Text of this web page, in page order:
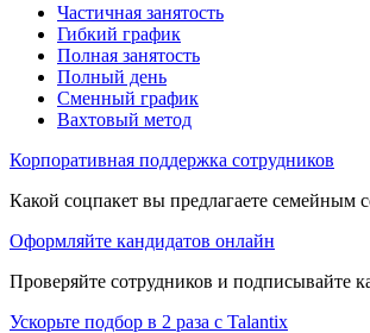
Частичная занятость
Гибкий график
Полная занятость
Полный день
Сменный график
Вахтовый метод
Корпоративная поддержка сотрудников
Какой соцпакет вы предлагаете семейным
Оформляйте кандидатов онлайн
Проверяйте сотрудников и подписывайте
Ускорьте подбор в 2 раза с Talantix